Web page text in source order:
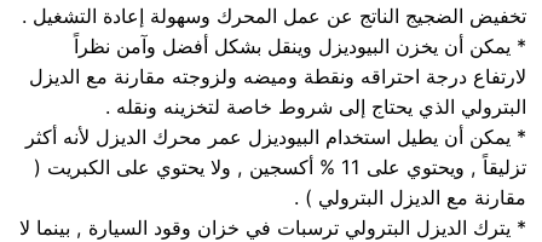
تخفيض الضجيج الناتج عن عمل المحرك وسهولة إعادة التشغيل .
* يمكن أن يخزن البيوديزل وينقل بشكل أفضل وآمن نظراً
لارتفاع درجة احتراقه ونقطة وميضه ولزوجته مقارنة مع الديزل
البترولي الذي يحتاج إلى شروط خاصة لتخزينه ونقله .
* يمكن أن يطيل استخدام البيوديزل عمر محرك الديزل لأنه أكثر
تزليقاً , ويحتوي على 11 % أكسجين , ولا يحتوي على الكبريت (
مقارنة مع الديزل البترولي ) .
* يترك الديزل البترولي ترسبات في خزان وقود السيارة , بينما لا